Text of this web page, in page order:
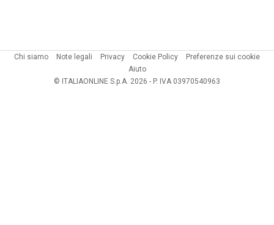
Chi siamo Note legali Privacy Cookie Policy
Preferenze sui cookie
Aiuto
© ITALIAONLINE S.p.A. 2026 - P. IVA 03970540963